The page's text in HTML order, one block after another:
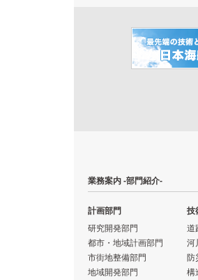
業務案内 -部門紹介-
計画部門
研究開発部門
都市・地域計画部門
市街地整備部門
地域開発部門
技
道
河
防
構